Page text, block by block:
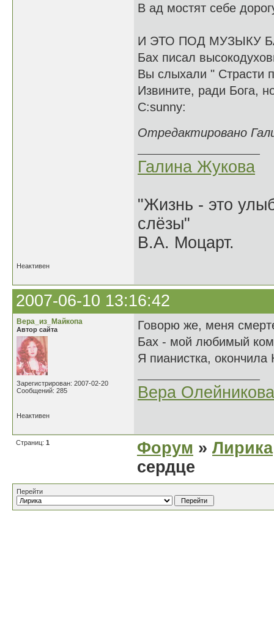
В ад мостят себе
И ЭТО ПОД МУЗЫКУ
Бах писал
Вы слыхали " Страсти
Извините, ради Бога,
С:sunny:
Отредактировано
Галина Жукова
"Жизнь - это
слёзы"
В.А. Моцарт.
Неактивен
2007-06-10 13:16:42
Вера_из_Майкопа
Автор сайта
Зарегистрирован: 2007-02-20
Сообщений: 285
Говорю же, меня
Бах - мой любимый
Я пианистка,
Вера Олейникова
Неактивен
Страниц: 1 Форум » Лирика
сердце
Перейти